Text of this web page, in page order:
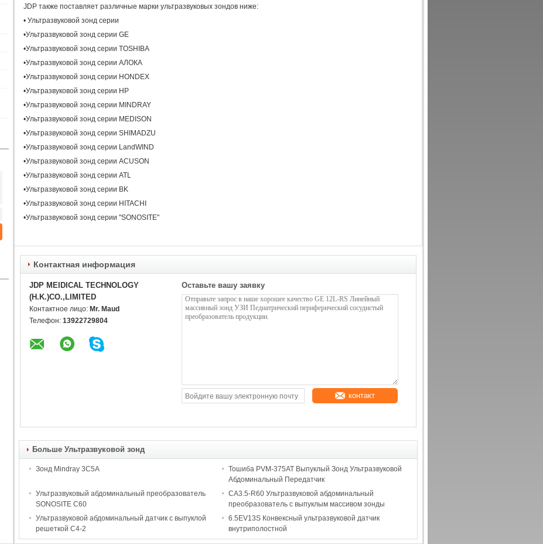
JDP также поставляет различные марки ультразвуковых зондов ниже:
• Ультразвуковой зонд серии
•Ультразвуковой зонд серии GE
•Ультразвуковой зонд серии TOSHIBA
•Ультразвуковой зонд серии АЛОКА
•Ультразвуковой зонд серии HONDEX
•Ультразвуковой зонд серии HP
•Ультразвуковой зонд серии MINDRAY
•Ультразвуковой зонд серии MEDISON
•Ультразвуковой зонд серии SHIMADZU
•Ультразвуковой зонд серии LandWIND
•Ультразвуковой зонд серии ACUSON
•Ультразвуковой зонд серии ATL
•Ультразвуковой зонд серии BK
•Ультразвуковой зонд серии HITACHI
•Ультразвуковой зонд серии "SONOSITE"
Контактная информация
JDP MEIDICAL TECHNOLOGY
(H.K.)CO.,LIMITED
Контактное лицо: Mr. Maud
Телефон: 13922729804
Оставьте вашу заявку
контакт
Больше Ультразвуковой зонд
Зонд Mindray 3C5A
Тошиба PVM-375AT Выпуклый Зонд Ультразвуковой
Абдоминальный Передатчик
Ультразвуковый абдоминальный преобразователь
SONOSITE C60
CA3.5-R60 Ультразвуковой абдоминальный
преобразователь с выпуклым массивом зонды
Ультразвуковой абдоминальный датчик с выпуклой
решеткой C4-2
6.5EV13S Конвексный ультразвуковой датчик
внутриполостной